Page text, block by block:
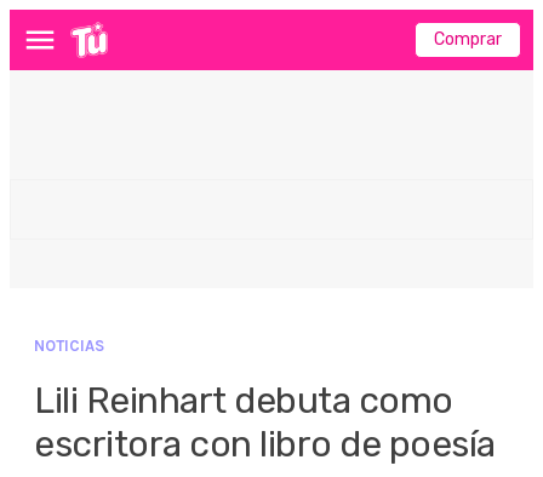
Menú Comprar
NOTICIAS
Lili Reinhart debuta como
escritora con libro de poesía